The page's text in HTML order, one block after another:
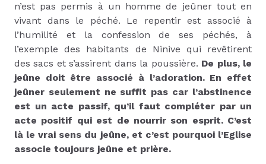
n’est pas permis à un homme de jeûner tout en
vivant dans le péché. Le repentir est associé à
l’humilité et la confession de ses péchés, à
l’exemple des habitants de Ninive qui revêtirent
des sacs et s’assirent dans la poussière. De plus, le
jeûne doit être associé à l’adoration. En effet
jeûner seulement ne suffit pas car l’abstinence
est un acte passif, qu’il faut compléter par un
acte positif qui est de nourrir son esprit. C’est
là le vrai sens du jeûne, et c’est pourquoi l’Eglise
associe toujours jeûne et prière.